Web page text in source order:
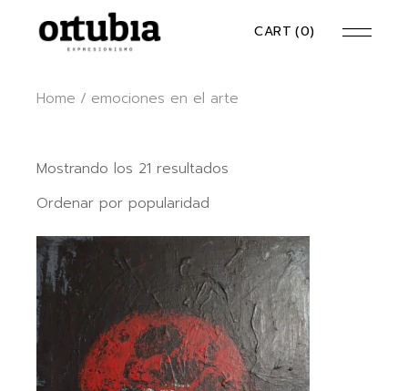
content
CART (0)
Home emociones en el arte
Mostrando los 21 resultados
Ordenar por popularidad